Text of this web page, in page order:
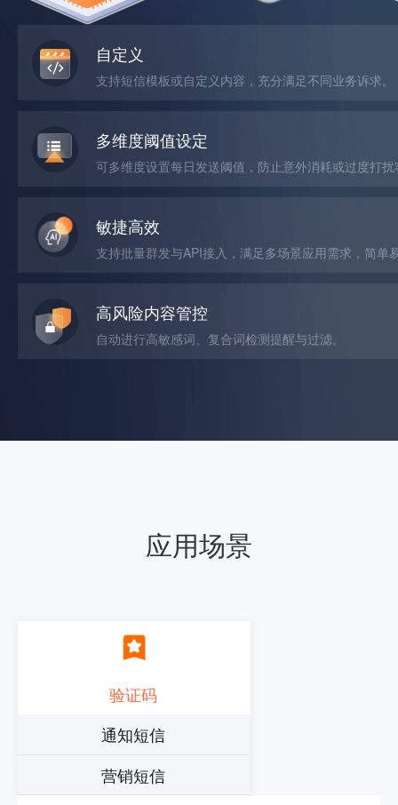
自定义
支持短信模板或自定义内容，充分满足不同业务诉求。
多维度阈值设定
可多维度设置每日发送阈值，防止意外消耗或过度打
敏捷高效
支持批量群发与API接入，满足多场景应用需求，简单
高风险内容管控
自动进行高敏感词、复合词检测提醒与过滤。
应用场景
验证码
通知短信
营销短信